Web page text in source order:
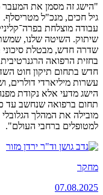
"הישג זה מסמן את המעבר
גיל חכים, מנכ"ל
עבודה מוצלחת
שיתוק. השיטה שלנו,
שדרה חדש, מבטלת סיכוני
בחזית הרפואה
חדש בתחום תיקון חוט
עשרות מיליארדי דולרים,
הישג מדעי אלא נקודת
תחום ברפואה שנחשב עד
מובילה את המהלך
למטופלים ברחבי העולם".
מחקר
07.08.2025